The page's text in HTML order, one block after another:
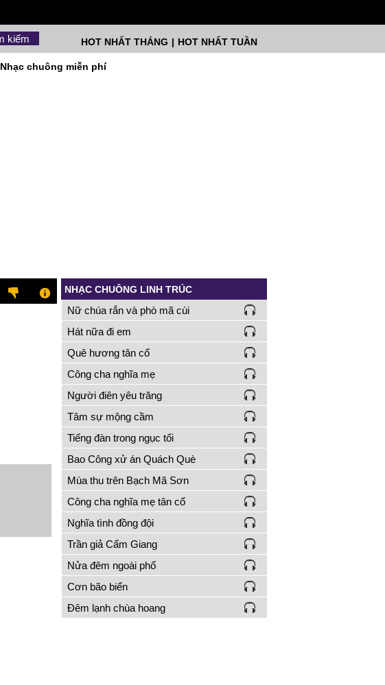
HOT NHẤT TUẦN
|
HOT NHẤT THÁNG
Nhạc chuông miễn phí
NHẠC CHUÔNG LINH TRÚC
Nữ chúa rắn và phò mã cùi
Hát nữa đi em
Quê hương tân cổ
Công cha nghĩa mẹ
Người điên yêu trăng
Tâm sự mộng cầm
Tiếng đàn trong ngục tối
Bao Công xử án Quách Què
Mùa thu trên Bạch Mã Sơn
Công cha nghĩa mẹ tân cổ
Nghĩa tình đồng đội
Trần giả Cẩm Giang
Nửa đêm ngoài phố
Cơn bão biển
Đêm lạnh chùa hoang